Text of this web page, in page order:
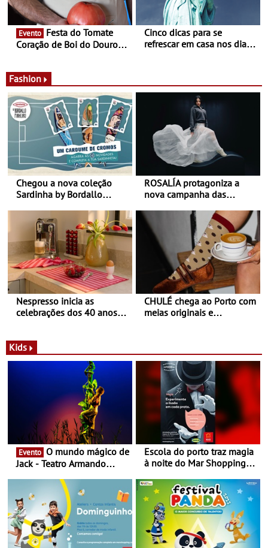
Evento
Coração de Boi do Douro -
Cinco dicas para se
refrescar em casa nos dias
Fashion
Chegou a nova coleção
Sardinha by Bordallo
ROSALÍA protagoniza a
nova campanha das
Balance
Nespresso inicia as
celebrações dos 40 anos
Novas - Edição limitada
Nespresso x Torres Novas
CHULÉ chega ao Porto com
meias originais e
Shopping
Kids
Evento
Jack - Teatro Armando
Escola do porto traz magia
à noite do Mar Shopping
29 de abril, às 21h00